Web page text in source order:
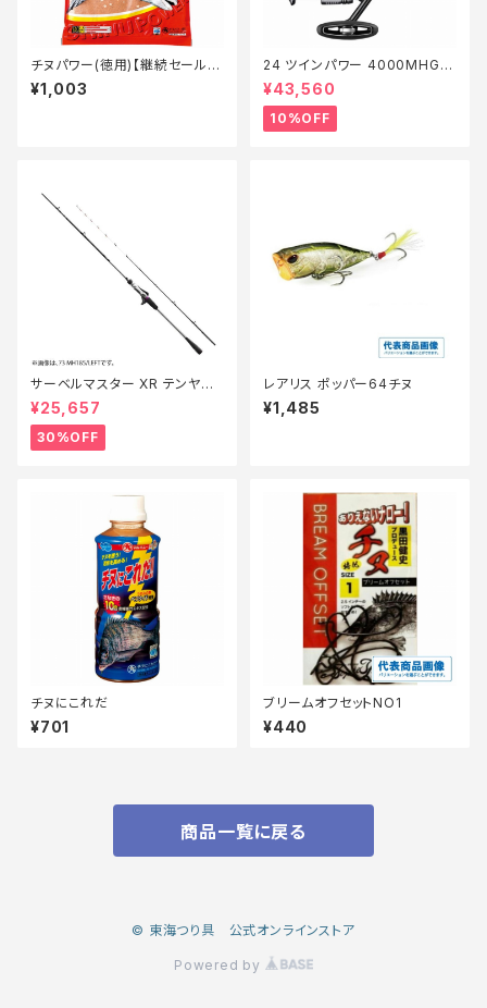
チヌパワー(徳用)【継続セール_
エサ】
¥1,003
24 ツインパワー 4000MHG
【継続セール_リール】【10】
¥43,560
10%OFF
サーベルマスター XR テンヤ
73MH 185R【特価ロッド】【30】
¥25,657
30%OFF
レアリス ポッパー64チヌ
¥1,485
チヌにこれだ
¥701
ブリームオフセットNO1
¥440
商品一覧に戻る
© 東海つり具 公式オンラインストア
Powered by